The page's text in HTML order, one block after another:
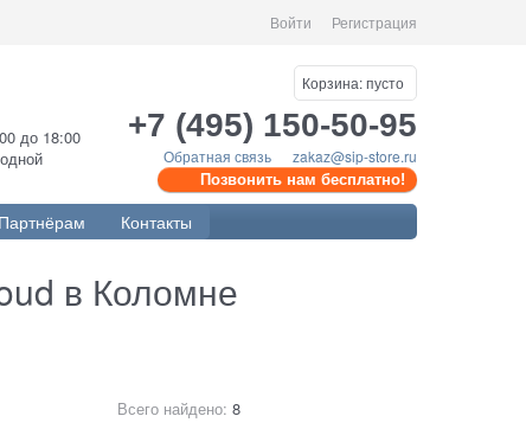
Войти Регистрация
до 18:00
Корзина:пусто
+7 (495) 150-50-95
Обратная связь zakaz@sip-store.ru
Позвонить нам бесплатно!
Партнёрам Контакты
в Коломне
Всего найдено: 8